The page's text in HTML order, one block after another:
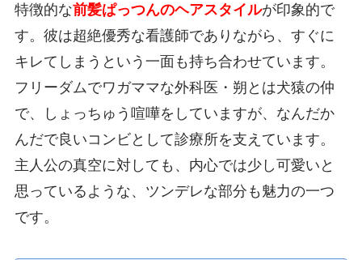
特徴的な前髪ぱっつんのヘアスタイルが印象的で
す。彼は超絶優秀な看護師でありながら、すぐに
キレてしまうという一面も持ち合わせています。
フリーダムでワガママな外科医・朔とは犬猿の仲
で、しょっちゅう喧嘩をしていますが、なんだか
んだで良いコンビとして診療所を支えています。
主人公の真空に対しても、内心では少し可愛いと
思っているような、ツンデレな部分も魅力の一つ
です。